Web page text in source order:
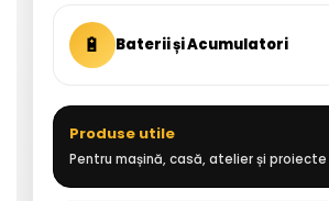
🔋 Baterii și Acumulatori
Produse utile
Pentru mașină, casă, atelier și